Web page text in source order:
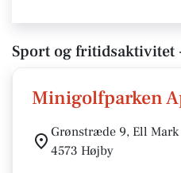
Sport og
Minigolfparken
Grønstræde 9, Ell Mark
4573 Højby